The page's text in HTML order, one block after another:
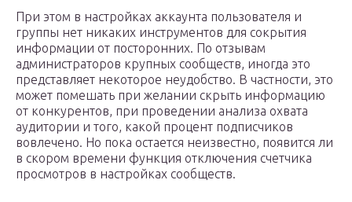
При этом в настройках аккаунта пользователя и
группы нет никаких инструментов для сокрытия
информации от посторонних. По отзывам
администраторов крупных сообществ, иногда это
представляет некоторое неудобство. В частности, это
может помешать при желании скрыть информацию
от конкурентов, при проведении анализа охвата
аудитории и того, какой процент подписчиков
вовлечено. Но пока остается неизвестно, появится ли
в скором времени функция отключения счетчика
просмотров в настройках сообществ.